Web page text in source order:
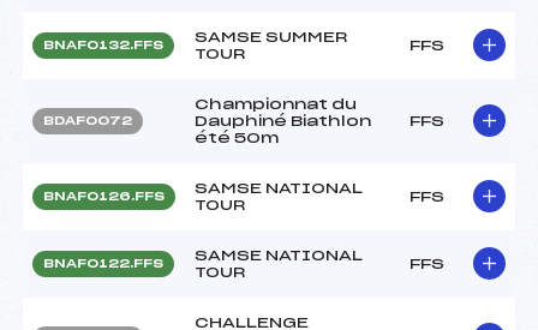
BNAF0132.FFS
SAMSE SUMMER
TOUR
FFS
BDAF0072
Championnat du
Dauphiné Biathlon
été 50m
FFS
BNAF0126.FFS
SAMSE NATIONAL
TOUR
FFS
BNAF0122.FFS
SAMSE NATIONAL
TOUR
FFS
CHALLENGE